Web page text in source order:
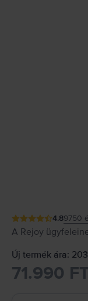
4.89750
A Rejoy
Új termék ára:
71.990 FT